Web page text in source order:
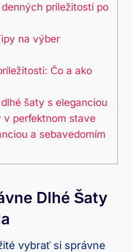
príležitostí po
na výber
Čo a ako⁣
šaty s eleganciou
v perfektnom stave
a ‌sebavedomím
Dlhé Šaty
vybrať​ si správne